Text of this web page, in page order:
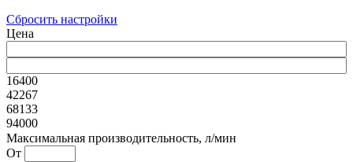
Сбросить настройки
Цена
16400
42267
68133
94000
Максимальная производительность, л/мин
От